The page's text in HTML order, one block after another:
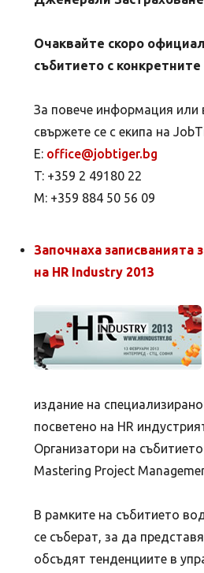
Очаквайте скоро
събитието с
За повече информация или
свържете се с екипа на
E: office@jobtiger.bg
T: +359 2 49180 22
M: +359 884 50 56 09
Започнаха записванията
на HR Industry 2013
издание на
посветено на HR
Организатори нa
Mastering Project
В рамките на събитието
се съберат, за да
обсъдят тенденциите в